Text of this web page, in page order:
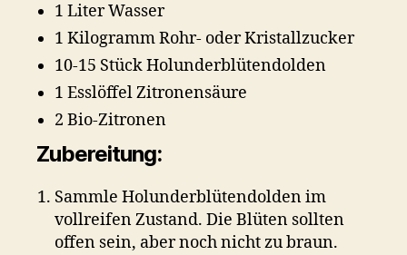
1 Liter Wasser
1 Kilogramm Rohr- oder Kristallzucker
10-15 Stück Holunderblütendolden
1 Esslöffel Zitronensäure
2 Bio-Zitronen
Zubereitung:
Sammle Holunderblütendolden im
vollreifen Zustand. Die Blüten sollten
offen sein, aber noch nicht zu braun.